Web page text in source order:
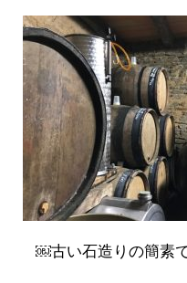
￼古い石造りの簡素